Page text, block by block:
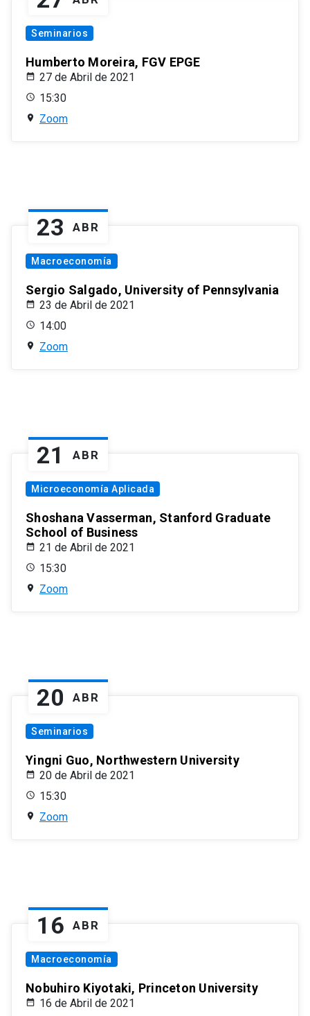
Seminarios
Humberto Moreira, FGV EPGE
27 de Abril de 2021
15:30
Zoom
23 ABR
Macroeconomía
Sergio Salgado, University of Pennsylvania
23 de Abril de 2021
14:00
Zoom
21 ABR
Microeconomía Aplicada
Shoshana Vasserman, Stanford Graduate
School of Business
21 de Abril de 2021
15:30
Zoom
20 ABR
Seminarios
Yingni Guo, Northwestern University
20 de Abril de 2021
15:30
Zoom
16 ABR
Macroeconomía
Nobuhiro Kiyotaki, Princeton University
16 de Abril de 2021